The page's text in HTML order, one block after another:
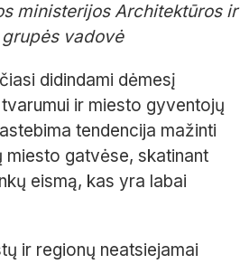
ministerijos Architektūros ir
vadovė
didindami dėmesį
ir miesto gyventojų
tendencija mažinti
miesto gatvėse, skatinant
eismą, kas yra labai
ir regionų neatsiejamai